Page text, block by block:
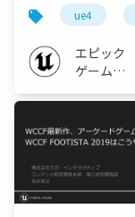
制作事例 EDF:IR
2019】
ue4
エピック
ゲームズ